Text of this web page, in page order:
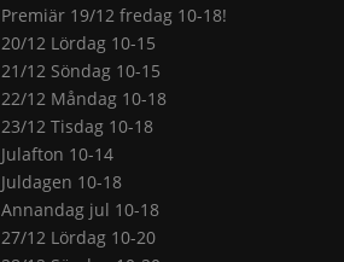
Premiär 19/12 fredag 10-18!
20/12 Lördag 10-15
21/12 Söndag 10-15
22/12 Måndag 10-18
23/12 Tisdag 10-18
Julafton 10-14
Juldagen 10-18
Annandag jul 10-18
27/12 Lördag 10-20